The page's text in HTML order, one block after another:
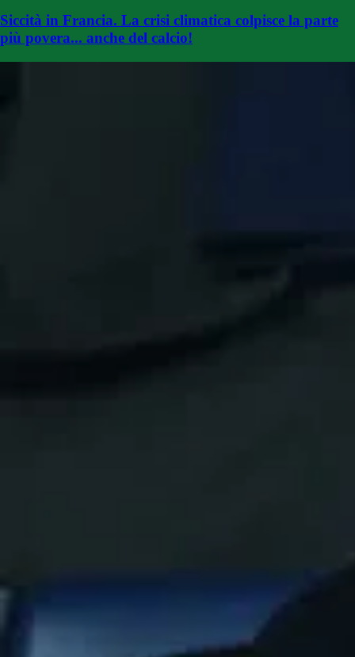
Siccità in Francia. La crisi climatica colpisce la parte
più povera... anche del calcio!